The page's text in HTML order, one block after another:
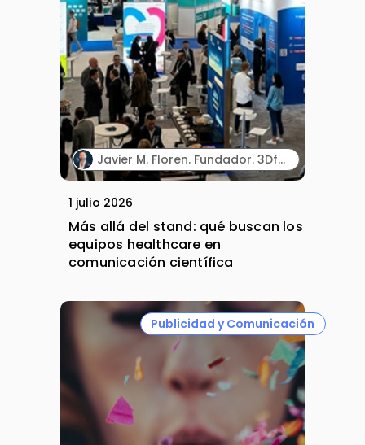
Javier M. Floren. Fundador. 3DforScience.
1 julio 2026
Más allá del stand: qué buscan los
equipos healthcare en
comunicación científica
Publicidad y Comunicación